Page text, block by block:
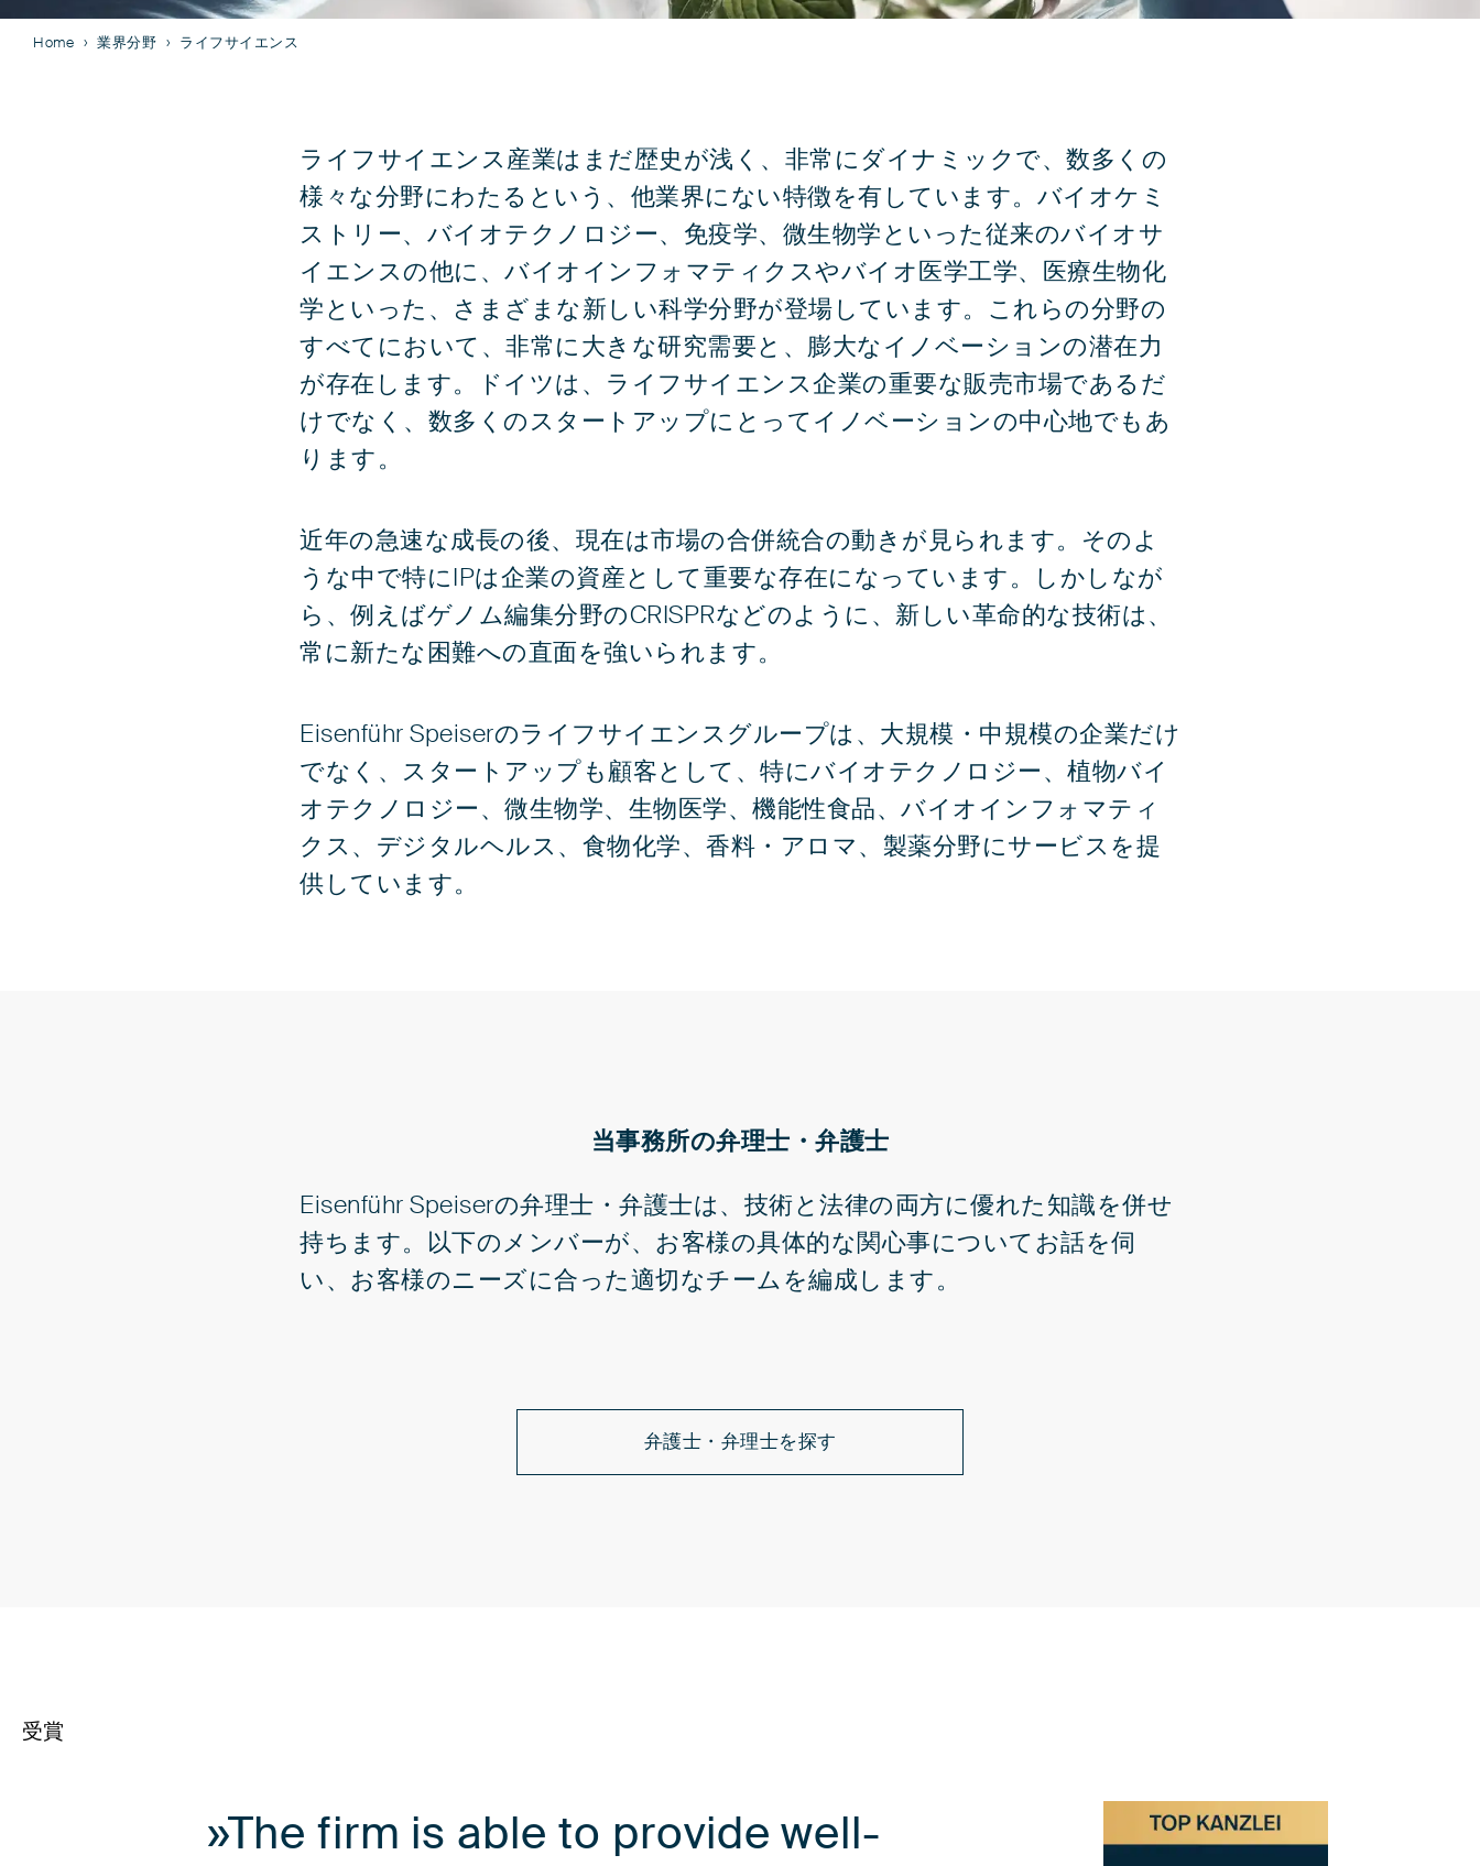
ライフサイエンス
Home 業界分野 ライフサイエンス
ライフサイエンス産業はまだ歴史が浅く、非常にダイナミックで、数多くの
様々な分野にわたるという、他業界にない特徴を有しています。バイオケミ
ストリー、バイオテクノロジー、免疫学、微生物学といった従来のバイオサ
イエンスの他に、バイオインフォマティクスやバイオ医学工学、医療生物化
学といった、さまざまな新しい科学分野が登場しています。これらの分野の
すべてにおいて、非常に大きな研究需要と、膨大なイノベーションの潜在力
が存在します。ドイツは、ライフサイエンス企業の重要な販売市場であるだ
けでなく、数多くのスタートアップにとってイノベーションの中心地でもあ
ります。
近年の急速な成長の後、現在は市場の合併統合の動きが見られます。そのよ
うな中で特にIPは企業の資産として重要な存在になっています。しかしなが
ら、例えばゲノム編集分野のCRISPRなどのように、新しい革命的な技術は、
常に新たな困難への直面を強いられます。
Eisenführ Speiserのライフサイエンスグループは、大規模・中規模の企業だけ
でなく、スタートアップも顧客として、特にバイオテクノロジー、植物バイ
オテクノロジー、微生物学、生物医学、機能性食品、バイオインフォマティ
クス、デジタルヘルス、食物化学、香料・アロマ、製薬分野にサービスを提
供しています。
当事務所の弁理士・弁護士
Eisenführ Speiserの弁理士・弁護士は、技術と法律の両方に優れた知識を併せ
持ちます。以下のメンバーが、お客様の具体的な関心事についてお話を伺
い、お客様のニーズに合った適切なチームを編成します。
弁護士・弁理士を探す
受賞
»The firm is able to provide well-